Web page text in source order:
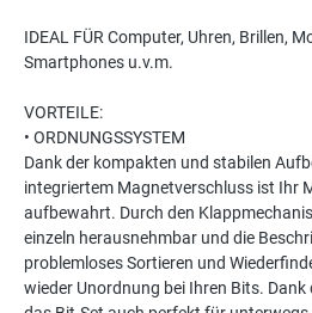
IDEAL FÜR Computer, Uhren, Brillen,
Smartphones u.v.m.
VORTEILE:
• ORDNUNGSSYSTEM
Dank der kompakten und stabilen
integriertem Magnetverschluss ist Ihr
aufbewahrt. Durch den
einzeln herausnehmbar und die
problemloses Sortieren und
wieder Unordnung bei Ihren Bits.